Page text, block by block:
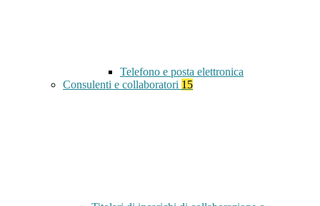
Telefono e posta elettronica
Consulenti e collaboratori 15